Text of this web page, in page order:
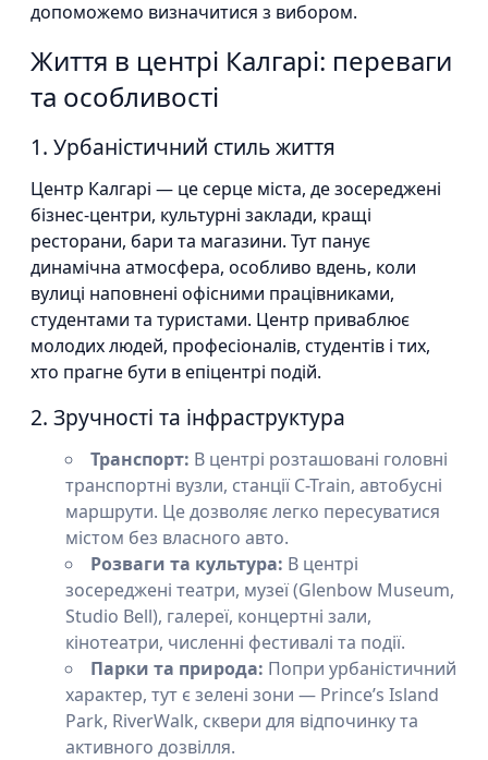
допоможемо визначитися з вибором.
Життя в центрі Калгарі: переваги
та особливості
1. Урбаністичний стиль життя
Центр Калгарі — це серце міста, де зосереджені
бізнес-центри, культурні заклади, кращі
ресторани, бари та магазини. Тут панує
динамічна атмосфера, особливо вдень, коли
вулиці наповнені офісними працівниками,
студентами та туристами. Центр приваблює
молодих людей, професіоналів, студентів і тих,
хто прагне бути в епіцентрі подій.
2. Зручності та інфраструктура
Транспорт: В центрі розташовані головні
транспортні вузли, станції C-Train, автобусні
маршрути. Це дозволяє легко пересуватися
містом без власного авто.
Розваги та культура: В центрі
зосереджені театри, музеї (Glenbow Museum,
Studio Bell), галереї, концертні зали,
кінотеатри, численні фестивалі та події.
Парки та природа: Попри урбаністичний
характер, тут є зелені зони — Prince’s Island
Park, RiverWalk, сквери для відпочинку та
активного дозвілля.